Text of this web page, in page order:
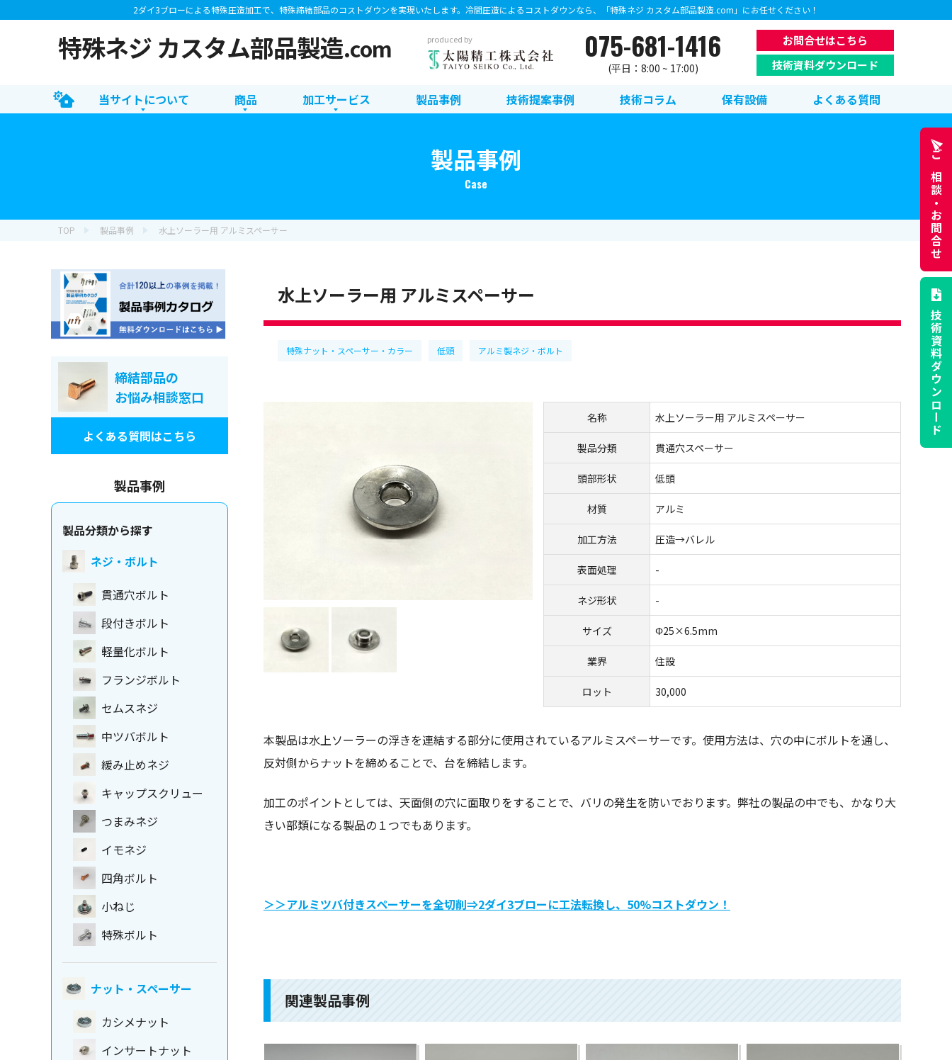
2ダイ3ブローによる特殊圧造加工で、特殊締結部品のコストダウンを実現いたします。冷間圧造によるコストダウンなら、「特殊ネジ カスタム部品製造.com」にお任せください！
特殊ネジ カスタム部品製造.com produced by 075-681-1416
(平日：8:00 ~ 17:00)
お問合せはこちら
技術資料ダウンロード
当サイトについて 商品 加工サービス 製品事例 技術提案事例 技術コラム 保有設備 よくある質問
製品事例
Case
TOP 製品事例 水上ソーラー用 アルミスペーサー
水上ソーラー用 アルミスペーサー
特殊ナット・スペーサー・カラー 低頭 アルミ製ネジ・ボルト
名称 水上ソーラー用 アルミスペーサー
製品分類 貫通穴スペーサー
頭部形状 低頭
材質 アルミ
加工方法 圧造→バレル
表面処理 -
ネジ形状 -
サイズ Φ25×6.5mm
業界 住設
ロット 30,000
本製品は水上ソーラーの浮きを連結する部分に使用されているアルミスペーサーです。使用方法は、穴の中にボルトを通し、
反対側からナットを締めることで、台を締結します。
加工のポイントとしては、天面側の穴に面取りをすることで、バリの発生を防いでおります。弊社の製品の中でも、かなり大
きい部類になる製品の１つでもあります。
＞＞アルミツバ付きスペーサーを全切削⇒2ダイ3ブローに工法転換し、50%コストダウン！
関連製品事例
締結部品の
お悩み相談窓口
よくある質問はこちら
製品事例
製品分類から探す
ネジ・ボルト
貫通穴ボルト
段付きボルト
軽量化ボルト
フランジボルト
セムスネジ
中ツバボルト
緩み止めネジ
キャップスクリュー
つまみネジ
イモネジ
四角ボルト
小ねじ
特殊ボルト
ナット・スペーサー
カシメナット
インサートナット
ご相談・
お問合せ
技術資料
ダウンロード